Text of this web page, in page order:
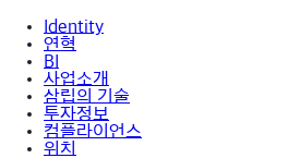
Identity
연혁
BI
사업소개
삼립의 기술
투자정보
컴플라이언스
위치